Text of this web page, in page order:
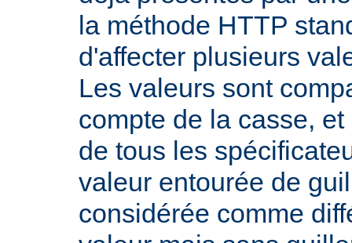
la méthode HTTP
d'affecter plusieurs
Les valeurs sont
compte de la casse,
de tous les
valeur entourée de
considérée comme